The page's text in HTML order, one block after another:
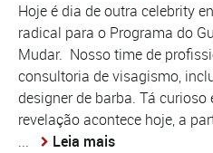
Hoje é dia de outra celebrity
radical para o Programa do
Mudar. Nosso time de
consultoria de visagismo,
designer de barba. Tá curioso
revelação acontece hoje, a
...
Leia mais